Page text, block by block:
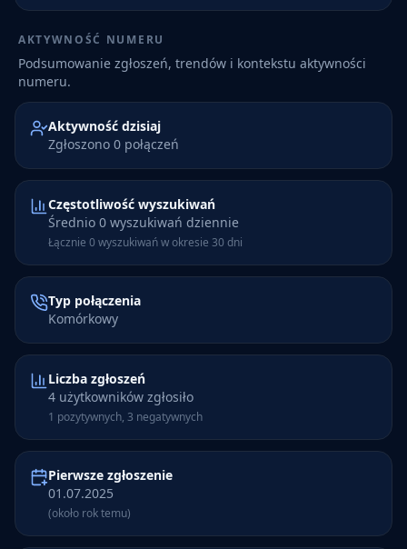
AKTYWNOŚĆ NUMERU
Podsumowanie zgłoszeń, trendów i kontekstu aktywności
numeru.
Aktywność dzisiaj
Zgłoszono 0 połączeń
Częstotliwość wyszukiwań
Średnio 0 wyszukiwań dziennie
Łącznie 0 wyszukiwań w okresie 30 dni
Typ połączenia
Komórkowy
Liczba zgłoszeń
4 użytkowników zgłosiło
1 pozytywnych, 3 negatywnych
Pierwsze zgłoszenie
01.07.2025
(około rok temu)